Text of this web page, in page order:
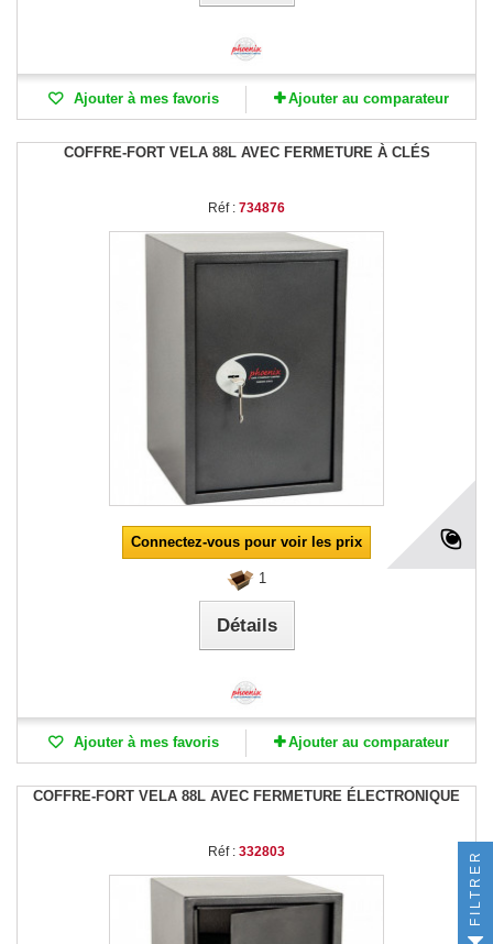
Ajouter à mes favoris Ajouter au comparateur
COFFRE-FORT VELA 88L AVEC FERMETURE À CLÉS
Réf : 734876
Connectez-vous pour voir les prix
1
Détails
Ajouter à mes favoris Ajouter au comparateur
COFFRE-FORT VELA 88L AVEC FERMETURE ÉLECTRONIQUE
Réf : 332803 FILTRER